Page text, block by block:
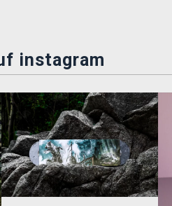
instagram